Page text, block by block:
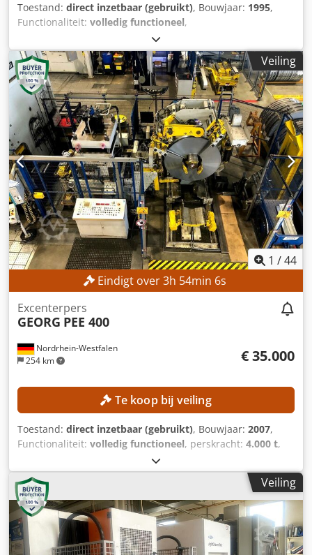
Toestand: direct inzetbaar (gebruikt), Bouwjaar: 1995,
Functionaliteit: volledig functioneel,
KMM 540.1196
verplaatsingsafstand X-as:3.000 mm, verplaatsing Y-as:
550 mm, verplaatsingsafstand Z-as:550 mm, controller
model:Fanuc 15 M, TECHNISCHE GEGEVENS
Verplaatsingsbereik X-as: 3.000 mm Verplaatsingsbereik Y-
as: 550 mm Verplaatsingsbereik Z-as: 550 mm
MACHINEGEGEVENS Besturing: Fanuc 15 M Cjdpfozlfqcox
Ah Seha Draaiaandrijving: Fibro NC1
Veiling
1 /44
Eindigt over3h 54min 3s
Nordrhein-Westfalen
254 km
Excenterpers
GEORG PEE 400
€ 35.000
Te koop bij veiling
Toestand: direct inzetbaar (gebruikt), Bouwjaar: 2007,
Functionaliteit: volledig functioneel, perskracht: 4.000 t,
, keeltdiepte:
28.000 kg, controller model:Siemens S7-300, De machine
is in 2007 volledig gereviseerd! De volgende aanpassingen
zijn uitgevoerd aan de enkelframe excenterpers PEE 400:
Ombouw van de persaandrijving naar een regelbare
aandrijving met 15-45 slagen van de persstempel Ombouw
van de koppeling en rem naar een pneumatisch bediende
Veiling